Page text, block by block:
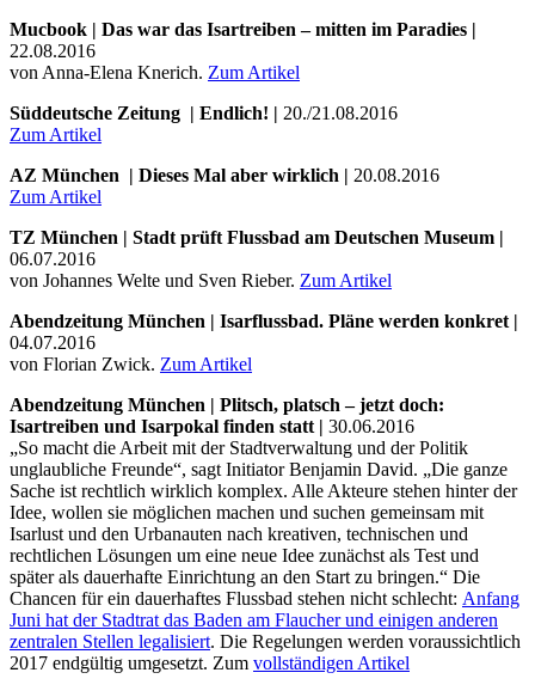
Mucbook | Das war das Isartreiben–mitten im Paradies |
22.08.2016
von Anna-Elena Knerich. Zum Artikel
Süddeutsche Zeitung | Endlich! | 20./21.08.2016
Zum Artikel
AZ München | Dieses Mal aber wirklich | 20.08.2016
Zum Artikel
TZ München | Stadt prüft Flussbad am Deutschen Museum |
06.07.2016
von Johannes Welte und Sven Rieber. Zum Artikel
Abendzeitung München | Isarflussbad. Pläne werden konkret |
04.07.2016
von Florian Zwick. Zum Artikel
Abendzeitung München | Plitsch, platsch – jetzt doch:
Isartreiben und Isarpokal finden statt | 30.06.2016
„So macht die Arbeit mit der Stadtverwaltung und der Politik
unglaubliche Freunde“, sagt Initiator Benjamin David. „Die ganze
Sache ist rechtlich wirklich komplex. Alle Akteure stehen hinter der
Idee, wollen sie möglichen machen und suchen gemeinsam mit
Isarlust und den Urbanauten nach kreativen, technischen und
rechtlichen Lösungen um eine neue Idee zunächst als Test und
später als dauerhafte Einrichtung an den Start zu bringen.“ Die
Chancen für ein dauerhaftes Flussbad stehen nicht schlecht: Anfang
Juni hat der Stadtrat das Baden am Flaucher und einigen anderen
zentralen Stellen legalisiert. Die Regelungen werden voraussichtlich
2017 endgültig umgesetzt. Zum vollständigen Artikel